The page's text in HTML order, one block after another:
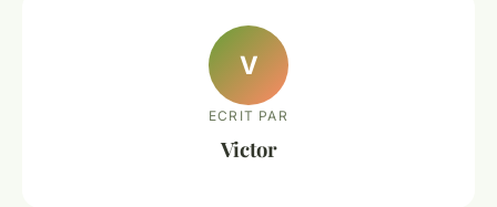
V
ECRIT PAR
Victor